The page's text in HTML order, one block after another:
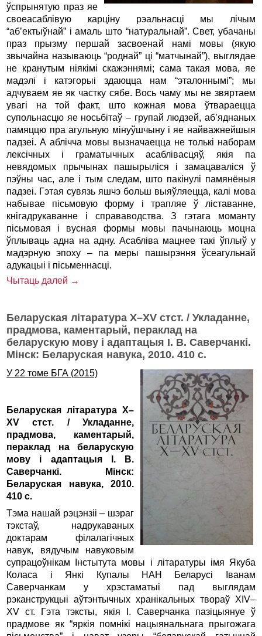
ўспрынятую праз яе
своеасаблівую карціну рэальнасці мы лічым
“аб’ектыўнай” і амаль што “натуральнай”. Свет, убачаны
праз прызму першай засвоенай намі мовы (якую
звычайна называюць “роднай” ці “матчынай”), выглядае
не кранутым ніякімі скажэннямі; сама такая мова, яе
мадэлі і катэгорыі здаюцца нам “эталоннымі”; мы
адчуваем яе як частку сябе. Вось чаму мы не звяртаем
увагі на той факт, што кожная мова ўтвараецца
супольнасцю яе носьбітаў – групай людзей, аб’яднаных
памяццю пра агульную мінуўшчыну і яе найважнейшыя
падзеі. А аблічча мовы вызначаецца не толькі наборам
лексічных і граматычных асаблівасцяў, якія па
невядомых прычынах пашырыліся і замацаваліся ў
пэўны час, але і тым следам, што пакінулі памянёныя
падзеі. Гэтая сувязь яшчэ больш выяўляецца, калі мова
набывае пісьмовую форму і трапляе ў ліставанне,
кнігадрукаванне і справаводства. З гэтага моманту
пісьмовая і вусная формы мовы пачынаюць моцна
ўплываць адна на адну. Асабліва мацнее такі ўплыў у
мадэрную эпоху – па меры пашырэння ўсеагульнай
адукацыі і пісьменнасці.
Чытаць далей →
Беларуская літаратура X–XV стст. / Укладанне,
прадмова, каментарый, пераклад на
беларускую мову і адаптацыя І. В. Саверчанкі.
Мінск: Беларуская навука, 2010. 410 с.
У 22 томе БГА (2015)
Беларуская літаратура X–
XV стст. / Укладанне,
прадмова, каментарый,
пераклад на беларускую
мову і адаптацыя І.
В.
Саверчанкі. Мінск:
Беларуская навука, 2010.
410 с.
Тэма нашай рэцэнзіі – шэраг
тэкстаў, надрукаваных
доктарам філалагічных
навук, вядучым навуковым
супрацоўнікам Інстытута мовы і літаратуры імя Якуба
Коласа і Янкі Купалы НАН Беларусі Іванам
Саверчанкам у хрэстаматыі пад выглядам
рэканструкцыі аўтэнтычных хранікальных твораў XIV–
XV ст. Гэта тэксты, якія І. Саверчанка пазіцыянуе ў
прадмове як “яркія помнікі нацыянальнага прыгожага